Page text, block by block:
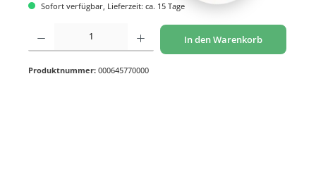
Sofort verfügbar, Lieferzeit: ca. 15 Tage
Produkt Anzahl: Gib den gewünschten Wert ein oder benutze die Schaltflächen um
In den Warenkorb
Produktnummer: 000645770000